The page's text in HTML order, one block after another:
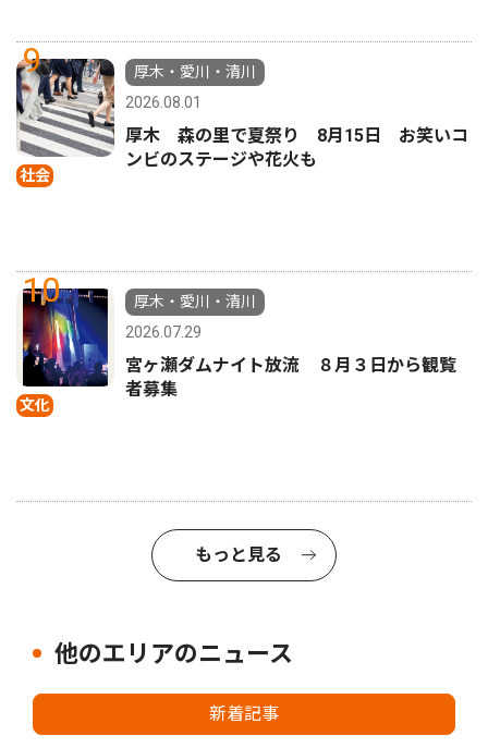
9
社会
厚木・愛川・清川
2026.08.01
厚木 森の里で夏祭り 8月15日 お笑いコ
ンビのステージや花火も
10
文化
厚木・愛川・清川
2026.07.29
宮ヶ瀬ダムナイト放流 ８月３日から観覧
者募集
もっと見る
他のエリアのニュース
新着記事